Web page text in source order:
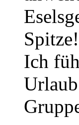
Spitze!
Ich